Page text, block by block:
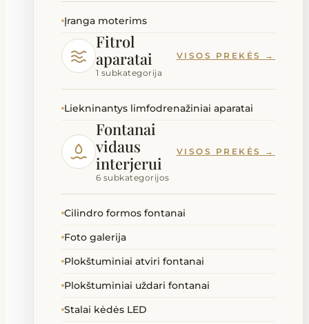
Įranga moterims
Fitrol
aparatai
1 subkategorija
VISOS PREKĖS →
Liekninantys limfodrenažiniai aparatai
Fontanai
vidaus
interjerui
6 subkategorijos
VISOS PREKĖS →
Cilindro formos fontanai
Foto galerija
Plokštuminiai atviri fontanai
Plokštuminiai uždari fontanai
Stalai kėdės LED